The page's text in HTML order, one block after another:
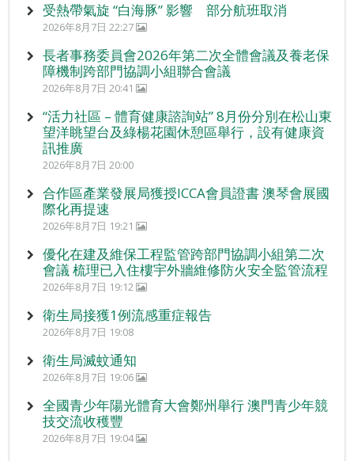
受熱帶氣旋 “白海豚” 影響 部分航班取消
2026年8月7日 22:27
長者事務委員會2026年第二次全體會議及養老保
障機制跨部門協調小組聯合會議
2026年8月7日 20:41
“活力社區 – 體育健康諮詢站” 8月份分別在松山東
望洋眺望台及綠楊花園休憩區舉行，設有健康資
訊推廣
2026年8月7日 20:00
合作區產業發展局獲授ICCA會員證書 澳琴會展國
際化再提速
2026年8月7日 19:21
優化在建及維保工程監管跨部門協調小組第二次
會議 梳理已入住樓宇外牆維修防火安全監管流程
2026年8月7日 19:12
衛生局接獲1例流感重症報告
2026年8月7日 19:08
衛生局滅蚊通知
2026年8月7日 19:06
全國青少年陽光體育大會鄭州舉行 澳門青少年競
技交流收穫豐
2026年8月7日 19:04